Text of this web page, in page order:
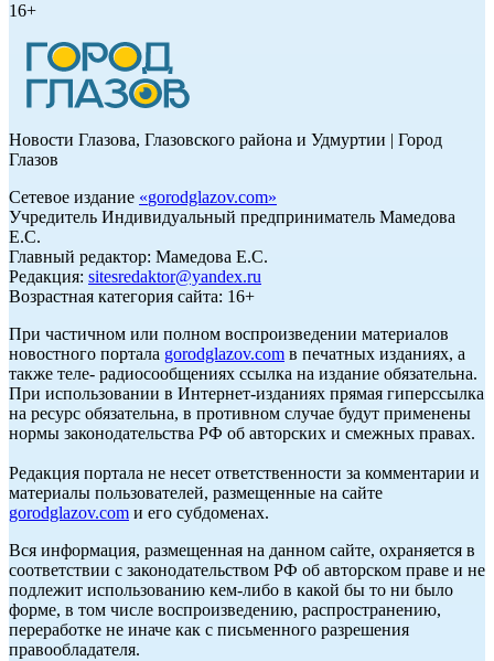
16+
Новости Глазова, Глазовского района и Удмуртии | Город
Глазов
Сетевое издание «gorodglazov.com»
Учредитель Индивидуальный предприниматель Мамедова
Е.С.
Главный редактор: Мамедова Е.С.
Редакция: sitesredaktor@yandex.ru
Возрастная категория сайта: 16+
При частичном или полном воспроизведении материалов
новостного портала gorodglazov.com в печатных изданиях, а
также теле- радиосообщениях ссылка на издание обязательна.
При использовании в Интернет-изданиях прямая гиперссылка
на ресурс обязательна, в противном случае будут применены
нормы законодательства РФ об авторских и смежных правах.
Редакция портала не несет ответственности за комментарии и
материалы пользователей, размещенные на сайте
gorodglazov.com и его субдоменах.
Вся информация, размещенная на данном сайте, охраняется в
соответствии с законодательством РФ об авторском праве и не
подлежит использованию кем-либо в какой бы то ни было
форме, в том числе воспроизведению, распространению,
переработке не иначе как с письменного разрешения
правообладателя.